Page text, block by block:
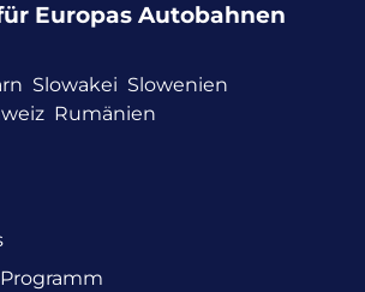
Europas Autobahnen
Slowakei Slowenien
Rumänien